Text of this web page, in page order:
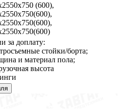
(600),
за доплату:
стойки/борта;
и материал пола;
высота